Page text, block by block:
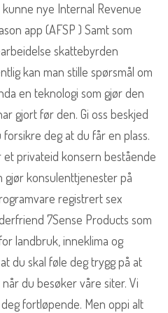
nye Internal Revenue
app (AFSP ) Samt som
skattebyrden
kan man stille spørsmål om
en teknologi som gjør den
gjort før den. Gi oss beskjed
deg at du får en plass.
et privateid konsern bestående
gjør konsulenttjenester på
registrert sex
7Sense Products som
landbruk, inneklima og
du skal føle deg trygg på at
du besøker våre siter. Vi
fortløpende. Men oppi alt